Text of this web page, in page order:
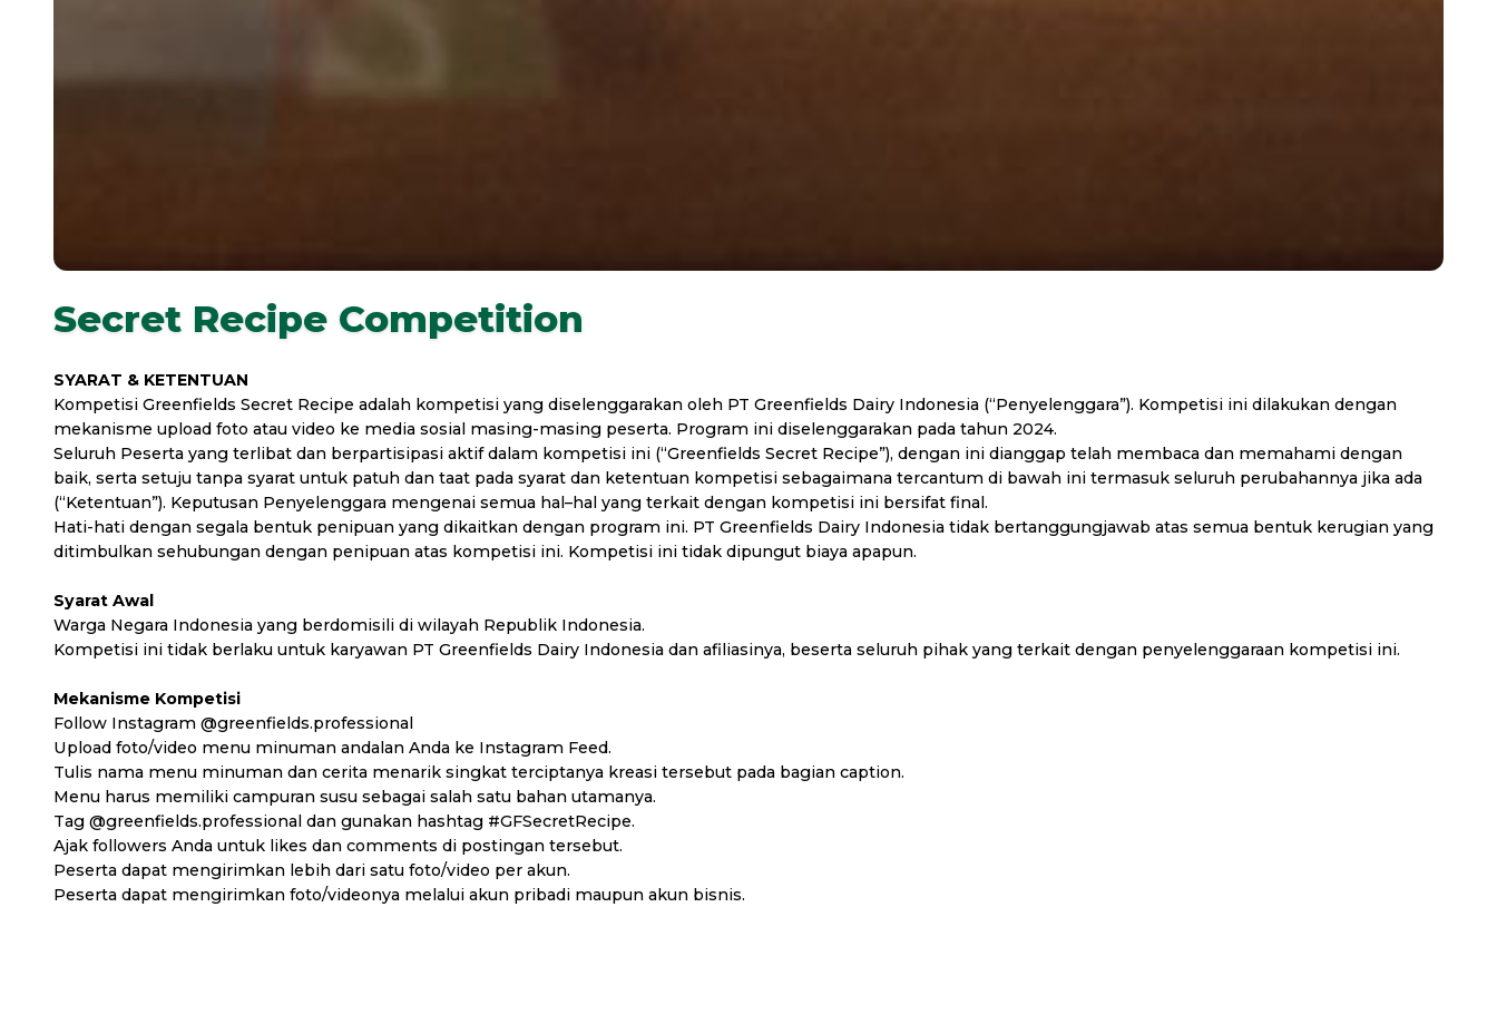
Secret Recipe Competition
SYARAT & KETENTUAN
Kompetisi Greenfields Secret Recipe adalah kompetisi yang diselenggarakan oleh PT Greenfields Dairy Indonesia (“Penyelenggara”). Kompetisi ini dilakukan dengan
mekanisme upload foto atau video ke media sosial masing-masing peserta. Program ini diselenggarakan pada tahun 2024.
Seluruh Peserta yang terlibat dan berpartisipasi aktif dalam kompetisi ini (“Greenfields Secret Recipe”), dengan ini dianggap telah membaca dan memahami dengan
baik, serta setuju tanpa syarat untuk patuh dan taat pada syarat dan ketentuan kompetisi sebagaimana tercantum di bawah ini termasuk seluruh perubahannya jika ada
(“Ketentuan”). Keputusan Penyelenggara mengenai semua hal–hal yang terkait dengan kompetisi ini bersifat final.
Hati-hati dengan segala bentuk penipuan yang dikaitkan dengan program ini. PT Greenfields Dairy Indonesia tidak bertanggungjawab atas semua bentuk kerugian yang
ditimbulkan sehubungan dengan penipuan atas kompetisi ini. Kompetisi ini tidak dipungut biaya apapun.
Syarat Awal
Warga Negara Indonesia yang berdomisili di wilayah Republik Indonesia.
Kompetisi ini tidak berlaku untuk karyawan PT Greenfields Dairy Indonesia dan afiliasinya, beserta seluruh pihak yang terkait dengan penyelenggaraan kompetisi ini.
Mekanisme Kompetisi
Follow Instagram @greenfields.professional
Upload foto/video menu minuman andalan Anda ke Instagram Feed.
Tulis nama menu minuman dan cerita menarik singkat terciptanya kreasi tersebut pada bagian caption.
Menu harus memiliki campuran susu sebagai salah satu bahan utamanya.
Tag @greenfields.professional dan gunakan hashtag #GFSecretRecipe.
Ajak followers Anda untuk likes dan comments di postingan tersebut.
Peserta dapat mengirimkan lebih dari satu foto/video per akun.
Peserta dapat mengirimkan foto/videonya melalui akun pribadi maupun akun bisnis.